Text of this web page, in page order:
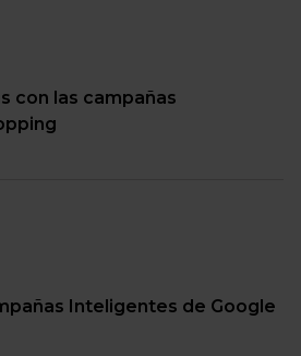
con las campañas
Inteligentes de Google